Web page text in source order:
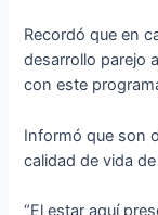
Recordó que en
desarrollo parejo
con este
Informó que son
calidad de vida
“El estar aquí